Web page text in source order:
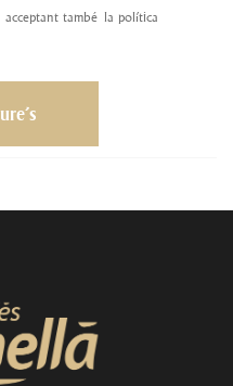
acceptant també la política